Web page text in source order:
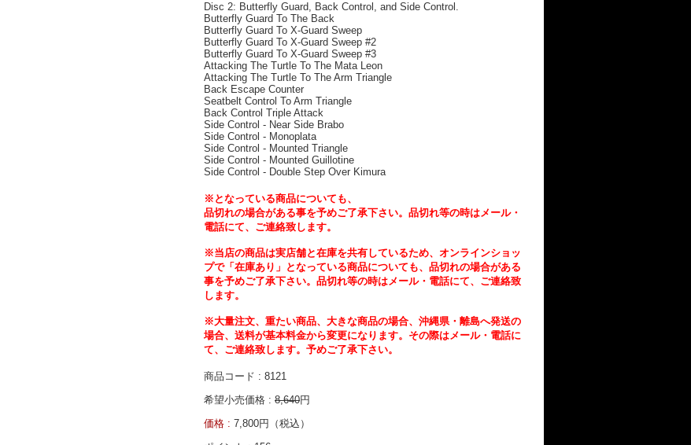
Disc 2: Butterfly Guard, Back Control, and Side Control.
Butterfly Guard To The Back
Butterfly Guard To X-Guard Sweep
Butterfly Guard To X-Guard Sweep #2
Butterfly Guard To X-Guard Sweep #3
Attacking The Turtle To The Mata Leon
Attacking The Turtle To The Arm Triangle
Back Escape Counter
Seatbelt Control To Arm Triangle
Back Control Triple Attack
Side Control - Near Side Brabo
Side Control - Monoplata
Side Control - Mounted Triangle
Side Control - Mounted Guillotine
Side Control - Double Step Over Kimura
※となっている商品についても、
品切れの場合がある事を予めご了承下さい。品切れ等の時はメール・
電話にて、ご連絡致します。
※当店の商品は実店舗と在庫を共有しているため、オンラインショッ
プで「在庫あり」となっている商品についても、品切れの場合がある
事を予めご了承下さい。品切れ等の時はメール・電話にて、ご連絡致
します。
※大量注文、重たい商品、大きな商品の場合、沖縄県・離島へ発送の
場合、送料が基本料金から変更になります。その際はメール・電話に
て、ご連絡致します。予めご了承下さい。
商品コード : 8121
希望小売価格 : 8,640円
価格 : 7,800円（税込）